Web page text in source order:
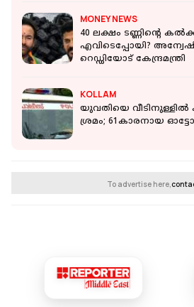
MONEY NEWS
40 ലക്ഷം ടണ്ണിന്റെ
എവിടെപ്പോയി?
റെഡ്ഡിയോട് കേന്ദ്രമന്ത്രി
KOLLAM
യുവതിയെ വീടിനുള്ളില്‍
ശ്രമം; 61കാരനായ
To advertise here,